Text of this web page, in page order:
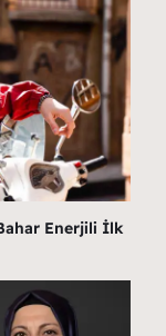
Enerjili İlk